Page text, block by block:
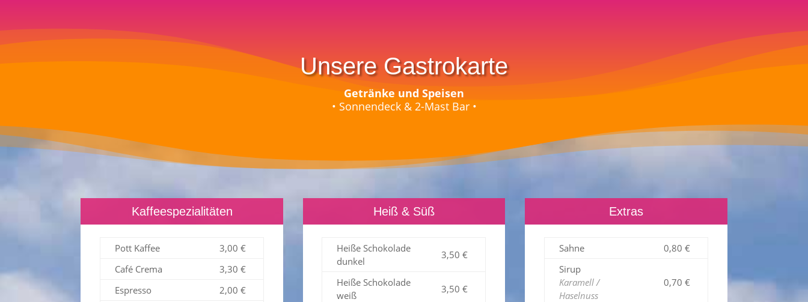
Unsere Gastrokarte
Getränke und Speisen
• Sonnendeck & 2-Mast Bar •
Kaffeespezialitäten
Pott Kaffee
3,00 €
Café Crema
3,30 €
Espresso
2,00 €
Heiß & Süß
Heiße Schokolade
dunkel
3,50 €
Heiße Schokolade
weiß
3,50 €
Extras
Sahne
0,80 €
Sirup
Karamell /
Haselnuss
0,70 €